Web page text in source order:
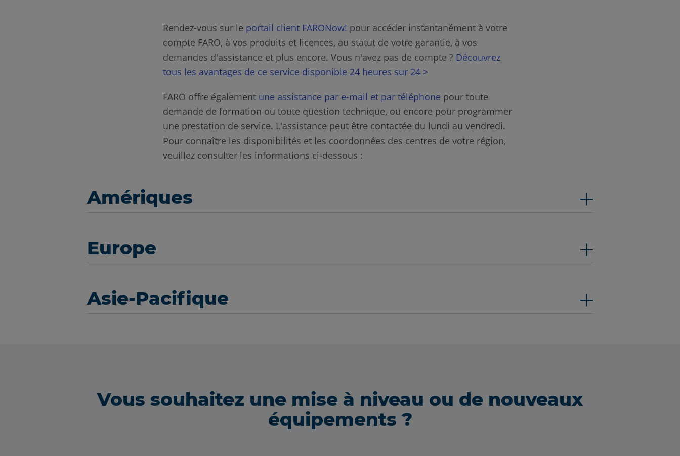
Rendez-vous sur le portail client FARONow! pour accéder instantanément à votre
compte FARO, à vos produits et licences, au statut de votre garantie, à vos
demandes d'assistance et plus encore. Vous n'avez pas de compte ? Découvrez
tous les avantages de ce service disponible 24 heures sur 24 >
FARO offre également une assistance par e-mail et par téléphone pour toute
demande de formation ou toute question technique, ou encore pour programmer
une prestation de service. L'assistance peut être contactée du lundi au vendredi.
Pour connaître les disponibilités et les coordonnées des centres de votre région,
veuillez consulter les informations ci-dessous :
Amériques
Europe
Asie-Pacifique
Vous souhaitez une mise à niveau ou de nouveaux
équipements ?